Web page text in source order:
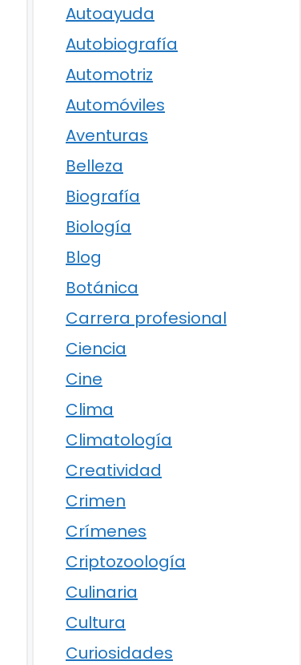
Autoayuda
Autobiografía
Automotriz
Automóviles
Aventuras
Belleza
Biografía
Biología
Blog
Botánica
Carrera profesional
Ciencia
Cine
Clima
Climatología
Creatividad
Crimen
Crímenes
Criptozoología
Culinaria
Cultura
Curiosidades